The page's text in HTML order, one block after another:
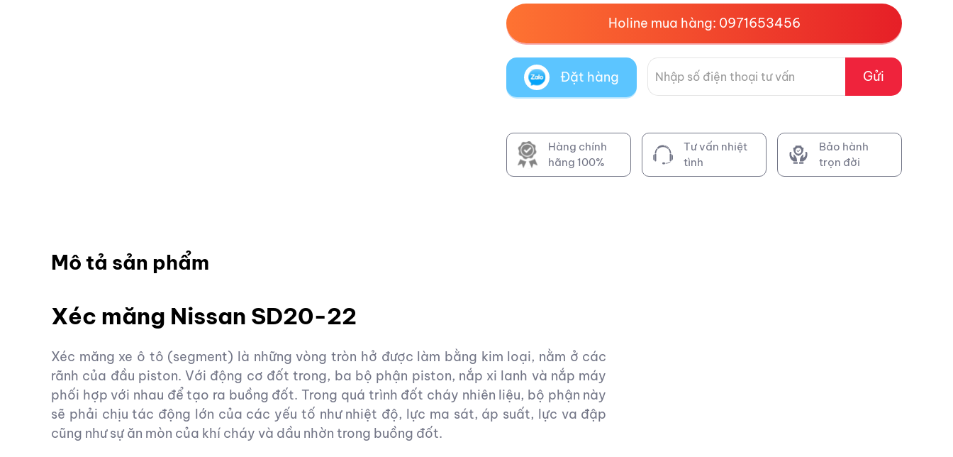
Holine mua hàng: 0971653456
Đặt hàng Gửi
Hàng chính
hãng 100%
Tư vấn nhiệt
tình
Bảo hành
trọn đời
Mô tả sản phẩm
Xéc măng Nissan SD20-22
Xéc măng xe ô tô (segment) là những vòng tròn hở được làm bằng kim loại, nằm ở các
rãnh của đầu piston. Với động cơ đốt trong, ba bộ phận piston, nắp xi lanh và nắp máy
phối hợp với nhau để tạo ra buồng đốt. Trong quá trình đốt cháy nhiên liệu, bộ phận này
sẽ phải chịu tác động lớn của các yếu tố như nhiệt độ, lực ma sát, áp suất, lực va đập
cũng như sự ăn mòn của khí cháy và dầu nhờn trong buồng đốt.